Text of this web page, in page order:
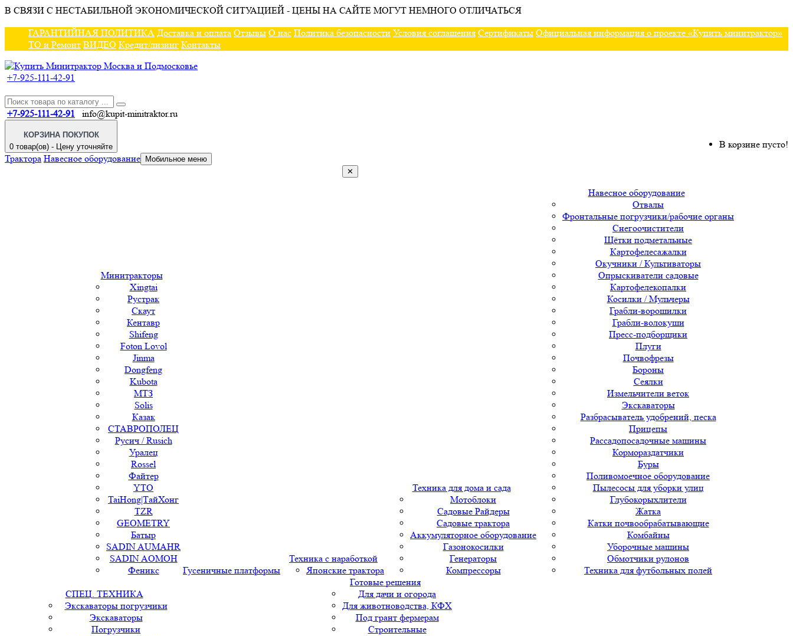
В СВЯЗИ С НЕСТАБИЛЬНОЙ ЭКОНОМИЧЕСКОЙ СИТУАЦИЕЙ - ЦЕНЫ НА САЙТЕ МОГУТ НЕМНОГО ОТЛИЧАТЬСЯ
ГАРАНТИЙНАЯ ПОЛИТИКА Доставка и оплата Отзывы О нас Политика безопасности Условия соглашения Сертификаты Официальная информация о проекте «Купить минитрактор»
ТО и Ремонт ВИДЕО Кредит/лизинг Контакты
+7-925-111-42-91
+7-925-111-42-91 info@kupit-minitraktor.ru
КОРЗИНА ПОКУПОК
0 товар(ов) - Цену уточняйте
В корзине пусто!
Трактора Навесное оборудование
Мобильное меню
✕
Минитракторы
Xingtai
Рустрак
Скаут
Кентавр
Shifeng
Foton Lovol
Jinma
Dongfeng
Kubota
МТЗ
Solis
Казак
СТАВРОПОЛЕЦ
Русич / Rusich
Уралец
Rossel
Файтер
YTO
TaiHong|ТайХонг
TZR
GEOMETRY
Батыр
SADIN AUMAHR
SADIN AOMOH
Феникс
Гусеничные платформы
Техника с наработкой
Японские трактора
Техника для дома и сада
Мотоблоки
Садовые Райдеры
Садовые трактора
Аккумуляторное оборудование
Газонокосилки
Генераторы
Компрессоры
Навесное оборудование
Отвалы
Фронтальные погрузчики/рабочие органы
Снегоочистители
Щётки подметальные
Картофелесажалки
Окучники / Культиваторы
Опрыскиватели садовые
Картофелекопалки
Косилки / Мульчеры
Грабли-ворошилки
Грабли-волокуши
Пресс-подборщики
Плуги
Почвофрезы
Бороны
Сеялки
Измельчители веток
Экскаваторы
Разбрасыватель удобрений, песка
Прицепы
Рассадопосадочные машины
Кормораздатчики
Буры
Поливомоечное оборудование
Пылесосы для уборки улиц
Глубокорыхлители
Жатка
Катки почвообрабатывающие
Комбайны
Уборочные машины
Обмотчики рулонов
Техника для футбольных полей
СПЕЦ. ТЕХНИКА
Экскаваторы погрузчики
Экскаваторы
Погрузчики
Готовые решения
Для дачи и огорода
Для животноводства, КФХ
Под грант фермерам
Строительные